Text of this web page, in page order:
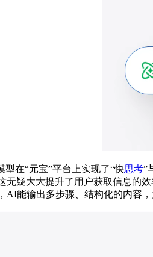
型在“元宝”平台上实现了“快思考”
无疑大大提升了用户获取信息的
AI能输出多步骤、结构化的内容